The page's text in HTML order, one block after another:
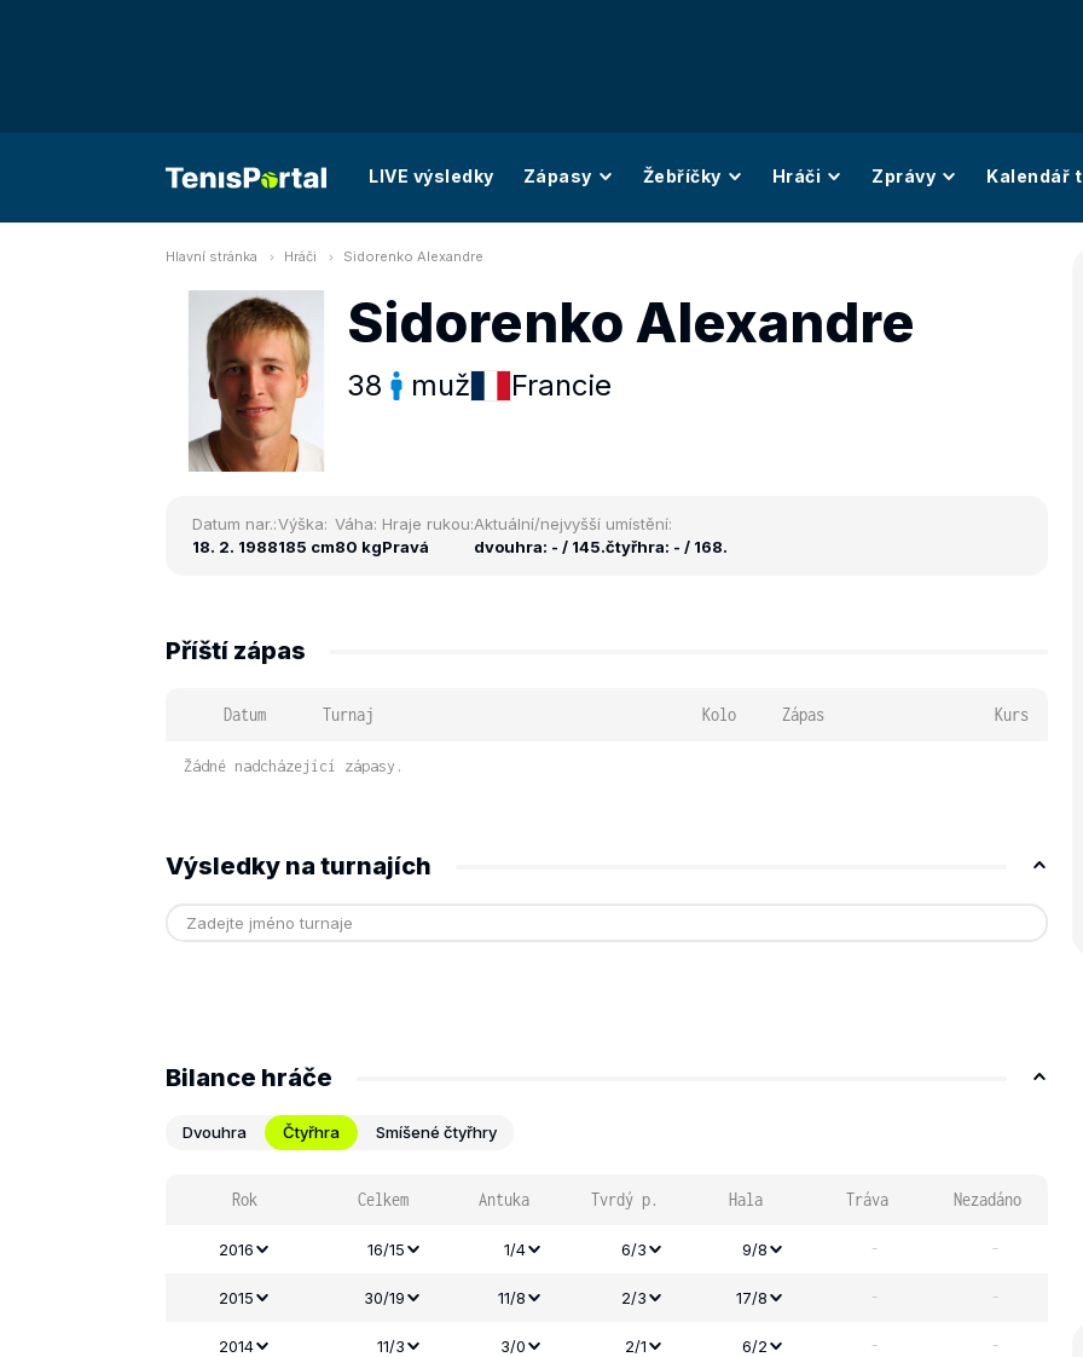
LIVE výsledky Zápasy Žebříčky Hráči Zprávy Kalendář
Hlavní stránka Hráči Sidorenko Alexandre
Sidorenko Alexandre
38 muž Francie
Datum nar.:
18. 2. 1988
Výška:
185 cm
Váha:
80 kg
Hraje rukou:
Pravá
Aktuální/nejvyšší umístění:
dvouhra: - / 145.čtyřhra: - / 168.
Příští zápas
Datum Turnaj Kolo Zápas Kurs
Žádné nadcházející zápasy.
Výsledky na turnajích
Bilance hráče
Dvouhra Čtyřhra Smíšené čtyřhry
Rok Celkem Antuka Tvrdý p. Hala Tráva Nezadáno
2016 16/15 1/4 6/3 9/8 - -
2015 30/19 11/8 2/3 17/8 - -
2014 11/3 3/0 2/1 6/2 - -